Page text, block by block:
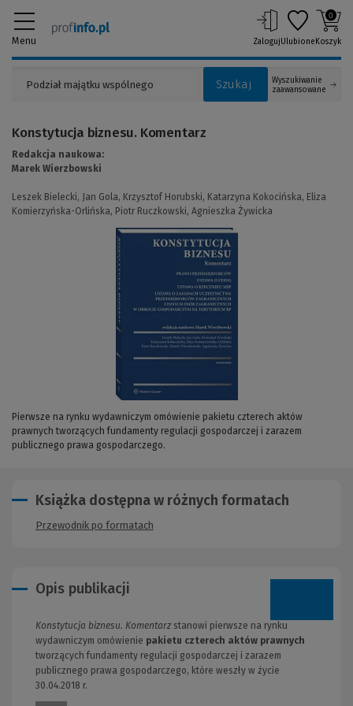
Menu
Szukaj
Wyszukiwanie
zaawansowane
ZalogujUlubione
0
Koszyk
(Link
Pierwsze na rynku wydawniczym omówienie pakietu czterech aktów
prawnych tworzących fundamenty regulacji gospodarczej i zarazem
publicznego prawa gospodarczego.
Konstytucja biznesu. Komentarz
Redakcja naukowa:
Marek Wierzbowski
Leszek Bielecki, Jan Gola, Krzysztof Horubski, Katarzyna Kokocińska, Eliza
Komierzyńska-Orlińska, Piotr Ruczkowski, Agnieszka Żywicka
Opis publikacji
Konstytucja biznesu. Komentarz stanowi pierwsze na rynku
wydawniczym omówienie pakietu czterech aktów prawnych
tworzących fundamenty regulacji gospodarczej i zarazem
publicznego prawa gospodarczego, które weszły w życie
30.04.2018 r.
Książka dostępna w różnych formatach
Przewodnik po formatach